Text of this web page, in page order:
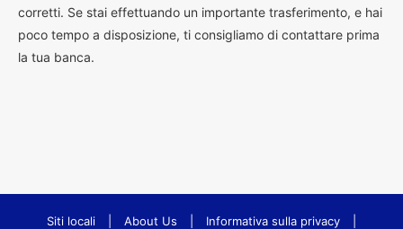
corretti. Se stai effettuando un importante trasferimento, e hai
poco tempo a disposizione, ti consigliamo di contattare prima
la tua banca.
Siti locali About Us Informativa sulla privacy